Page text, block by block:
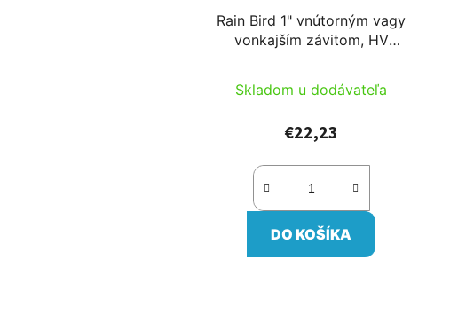
Rain Bird 1" vnútorným vagy
vonkajším závitom, HV
Skladom u dodávateľa
€22,23
DO KOŠÍKA